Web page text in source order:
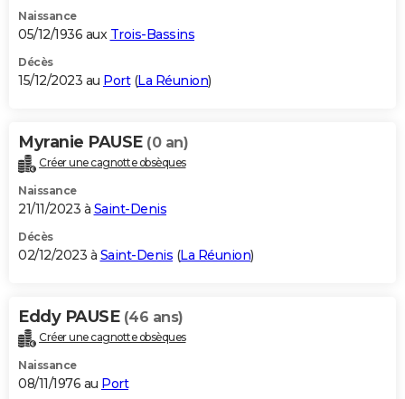
Naissance
05/12/1936 aux Trois-Bassins
Décès
15/12/2023 au Port(La Réunion)
Myranie PAUSE (0 an)
Créer une cagnotte obsèques
Naissance
21/11/2023 à Saint-Denis
Décès
02/12/2023 à Saint-Denis (La Réunion)
Eddy PAUSE (46 ans)
Créer une cagnotte obsèques
Naissance
08/11/1976 au Port